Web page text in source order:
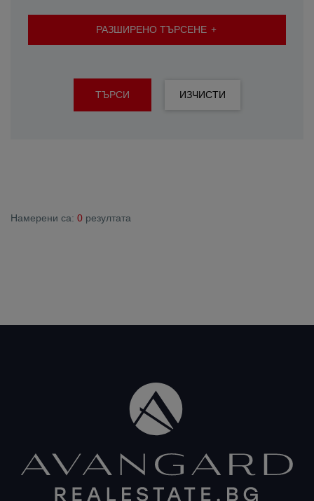
РАЗШИРЕНО ТЪРСЕНЕ
ТЪРСИ ИЗЧИСТИ
Намерени са: 0 резултата